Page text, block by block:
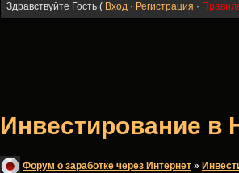
Здравствуйте Гость ( Вход · Регистрация ·
Инвестирование в
Форум о заработке через Интернет »